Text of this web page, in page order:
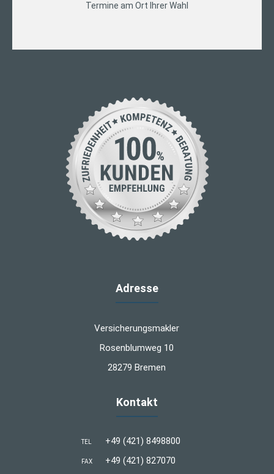
Termine am Ort Ihrer Wahl
Adresse
Versicherungsmakler
Rosenblumweg 10
28279 Bremen
Kontakt
TEL +49 (421) 8498800
FAX +49 (421) 827070